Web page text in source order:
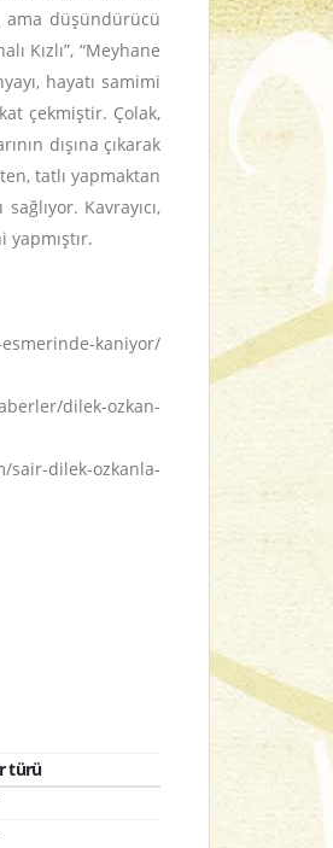
ama düşündürücü
Kızlı”, “Meyhane
hayatı samimi
çekmiştir. Çolak,
dışına çıkarak
tatlı yapmaktan
Kavrayıcı,
kaniyor/
dilek-ozkan-
sair-dilek-ozkanla-
türü